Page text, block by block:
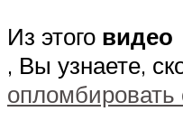
Из этого видео
, Вы узнаете,
опломбировать